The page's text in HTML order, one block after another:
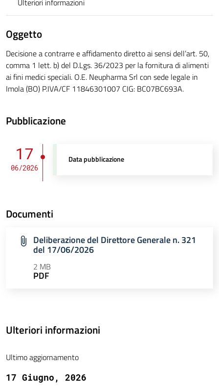
Ulteriori informazioni
Oggetto
Decisione a contrarre e affidamento diretto ai sensi dell’art. 50,
comma 1 lett. b) del D.Lgs. 36/2023 per la fornitura di alimenti
ai fini medici speciali. O.E. Neupharma Srl con sede legale in
Imola (BO) P.IVA/CF 11846301007 CIG: BC07BC693A.
Pubblicazione
17
06/2026
Data pubblicazione
Documenti
Deliberazione del Direttore Generale n. 321
del 17/06/2026
2 MB
PDF
Ulteriori informazioni
Ultimo aggiornamento
17 Giugno, 2026